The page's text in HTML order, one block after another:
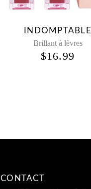
INDOMPTABLE
Brillant à lèvres
$16.99
CONTACT